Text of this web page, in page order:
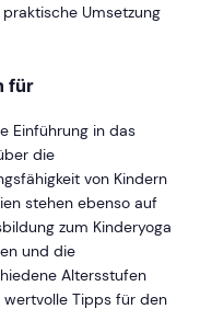
Umsetzung
für
Einführung in das
die
von Kindern
stehen ebenso auf
zum Kinderyoga
und die
Altersstufen
Tipps für den